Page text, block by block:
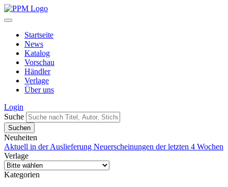
Startseite
News
Katalog
Vorschau
Händler
Verlage
Über uns
Login
Suche
Neuheiten
Aktuell in der Auslieferung Neuerscheinungen der letzten 4 Wochen
Verlage
Kategorien